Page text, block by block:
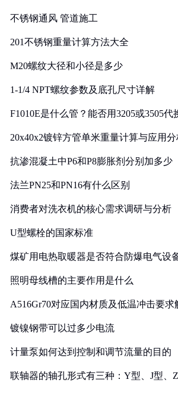
不锈钢通风 管道施工
201不锈钢重量计算方法大全
M20螺纹大径和小径是多少
1-1/4 NPT螺纹参数及底孔尺寸详解
F1010E是什么管？能否用3205或3505代
20x40x2镀锌方管单米重量计算与应用
抗渗混凝土中P6和P8膨胀剂分别加多少
法兰PN25和PN16有什么区别
消费者对洗衣机的核心需求调研与分析
U型螺栓的国家标准
煤矿用电热取暖器是否符合防爆电气设
照明母线槽的主要作用是什么
A516Gr70对应国内材质及低温冲击要求
镀镍钢带可以过多少电流
计量泵如何达到控制和调节流量的目的
联轴器的轴孔形式有三种：Y型、J型、